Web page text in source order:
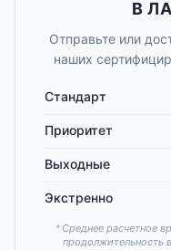
В
Отправьте или
наших
Стандарт
Приоритет
Выходные
Экстренно
* Среднее расчетное
продолжительность